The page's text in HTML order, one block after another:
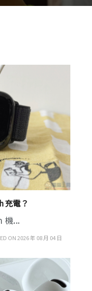
充電？
機...
ON 2026 年 08 月 04 日